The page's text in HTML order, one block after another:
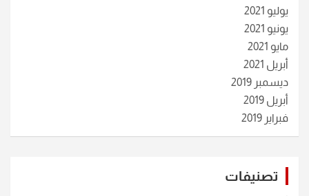
يوليو 2021
يونيو 2021
مايو 2021
أبريل 2021
ديسمبر 2019
أبريل 2019
فبراير 2019
تصنيفات